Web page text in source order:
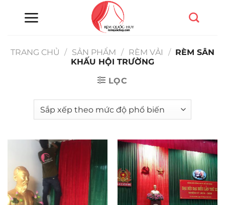
TRANG CHỦ
/ SẢN PHẨM / RÈM VẢI / RÈM SÂN
KHẤU HỘI TRƯỜNG
LỌC